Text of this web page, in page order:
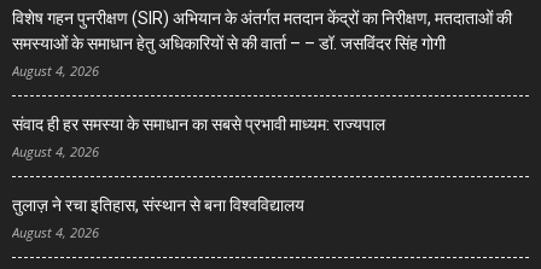
विशेष गहन पुनरीक्षण (SIR) अभियान के अंतर्गत मतदान केंद्रों का निरीक्षण, मतदाताओं की
समस्याओं के समाधान हेतु अधिकारियों से की वार्ता – – डॉ. जसविंदर सिंह गोगी
August 4, 2026
संवाद ही हर समस्या के समाधान का सबसे प्रभावी माध्यम: राज्यपाल
August 4, 2026
तुलाज़ ने रचा इतिहास, संस्थान से बना विश्वविद्यालय
August 4, 2026